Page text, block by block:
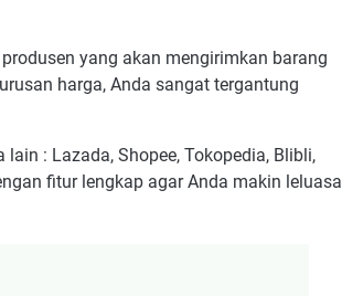
yang akan mengirimkan barang
harga, Anda sangat tergantung
: Lazada, Shopee, Tokopedia, Blibli,
fitur lengkap agar Anda makin leluasa